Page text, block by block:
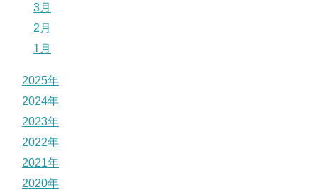
3月
2月
1月
2025年
2024年
2023年
2022年
2021年
2020年